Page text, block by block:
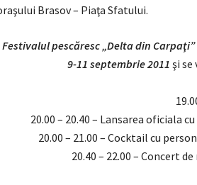
Brasov – Piaţa Sfatului.
Festivalul pescăresc „Delta din
9-11 septembrie 2011 şi se
20.00 – 20.40 – Lansarea oficiala
20.00 – 21.00 – Cocktail cu
20.40 – 22.00 – Concert